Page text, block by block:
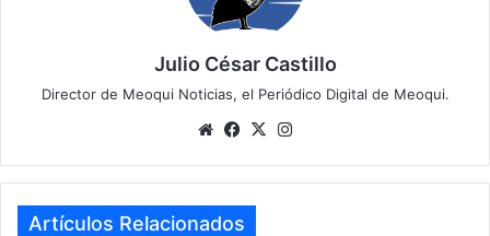
Julio César Castillo
Director de Meoqui Noticias, el Periódico Digital de Meoqui.
WebsiteFacebook
X
Artículos Relacionados